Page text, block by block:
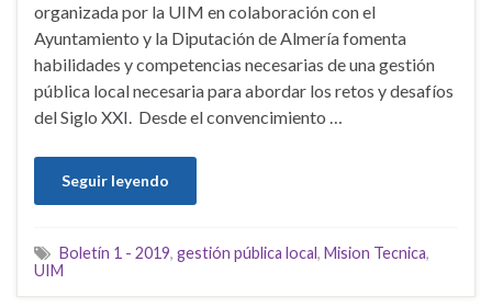
organizada por la UIM en colaboración con el
Ayuntamiento y la Diputación de Almería fomenta
habilidades y competencias necesarias de una gestión
pública local necesaria para abordar los retos y desafíos
del Siglo XXI. Desde el convencimiento …
Seguir leyendo
Boletín 1 - 2019, gestión pública local, Mision Tecnica,
UIM